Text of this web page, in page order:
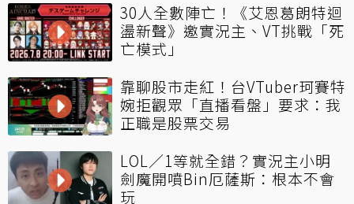
30人全數陣亡！《艾恩葛朗特迴
盪新聲》邀實況主、VT挑戰「死
亡模式」
靠聊股市走紅！台VTuber珂賽特
婉拒觀眾「直播看盤」要求：我
正職是股票交易
LOL／1等就全錯？實況主小明
劍魔開噴Bin厄薩斯：根本不會
玩